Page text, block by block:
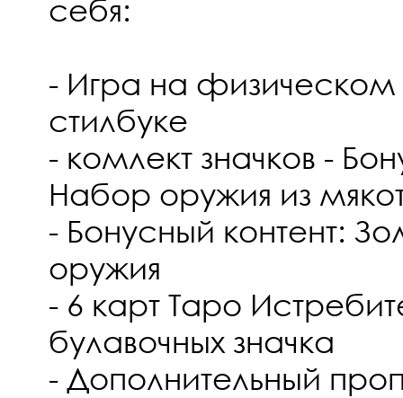
себя:
- Игра на физическом
стилбуке
- комлект значков -
Набор оружия из
- Бонусный контент:
оружия
- 6 карт Таро
булавочных значка
- Дополнительный